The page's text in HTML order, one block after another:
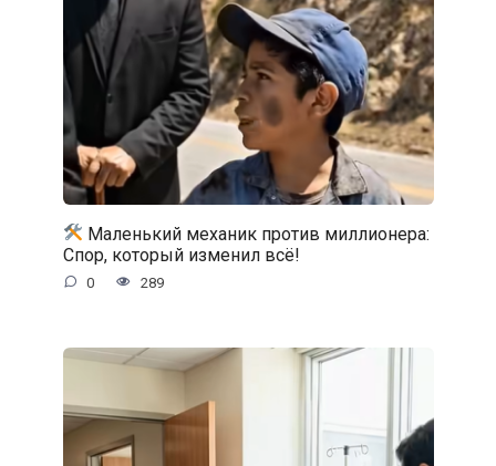
Маленький механик против миллионера:
Спор, который изменил всё!
0 289